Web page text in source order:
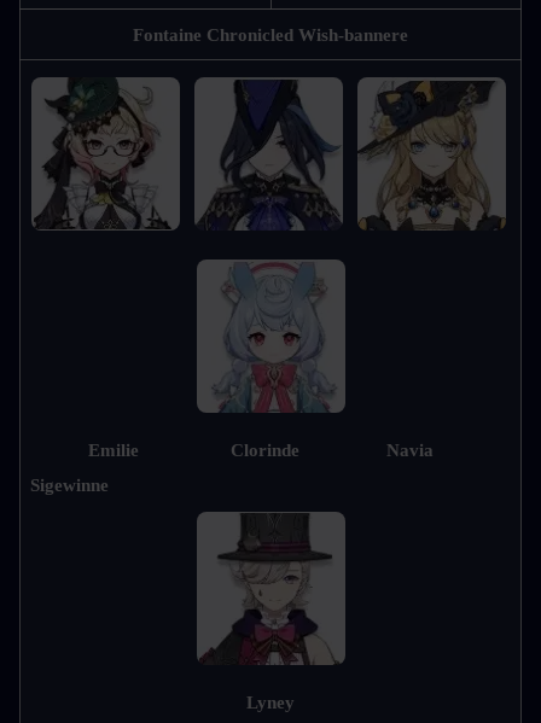
Fontaine Chronicled Wish-bannere
Emilie                   Clorinde                  Navia
Sigewinne
Lyney